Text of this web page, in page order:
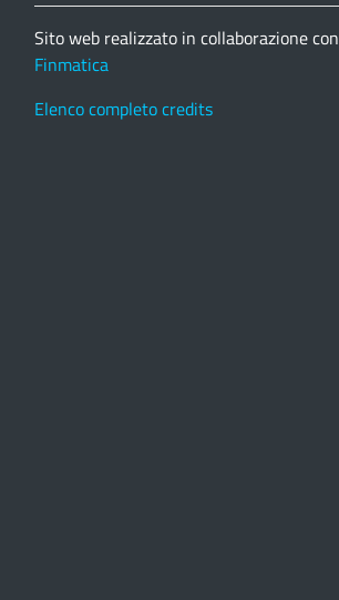
Sito web realizzato in collaborazione con
Finmatica
Elenco completo credits